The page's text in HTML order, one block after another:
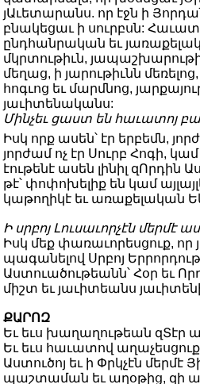
յԱւետարանս. որ էջն ի
բնակեցաւ ի սուրբսն:
ընդհանրական եւ
մկրտութիւն,
մեղաց, ի յարութիւնն
հոգւոց եւ մարմնոց,
յաւիտենականս:
Մինչեւ ցաստ են հաւատոյ
Իսկ որք ասեն՝ էր երբեմն,
յորժամ ոչ էր Սուրբ Հոգի, կամ
էութենէ ասեն լինիլ զՈրդին
թէ՝ փոփոխելիք են կամ
կաթողիկէ եւ առաքելական
Ի սրբոյ Լուսաւորչէն մերմէ
Իսկ մեք փառաւորեսցուք,
պագանելով Սրբոյ
Աստուածութեանն՝ Հօր եւ
միշտ եւ յաւիտեանս
ՔԱՐՈԶ
Եւ եւս խաղաղութեան զՏէր
Եւ եւս հաւատով
Աստուծոյ եւ ի Փրկչէն մերմէ
պաշտաման եւ աղօթից, զի